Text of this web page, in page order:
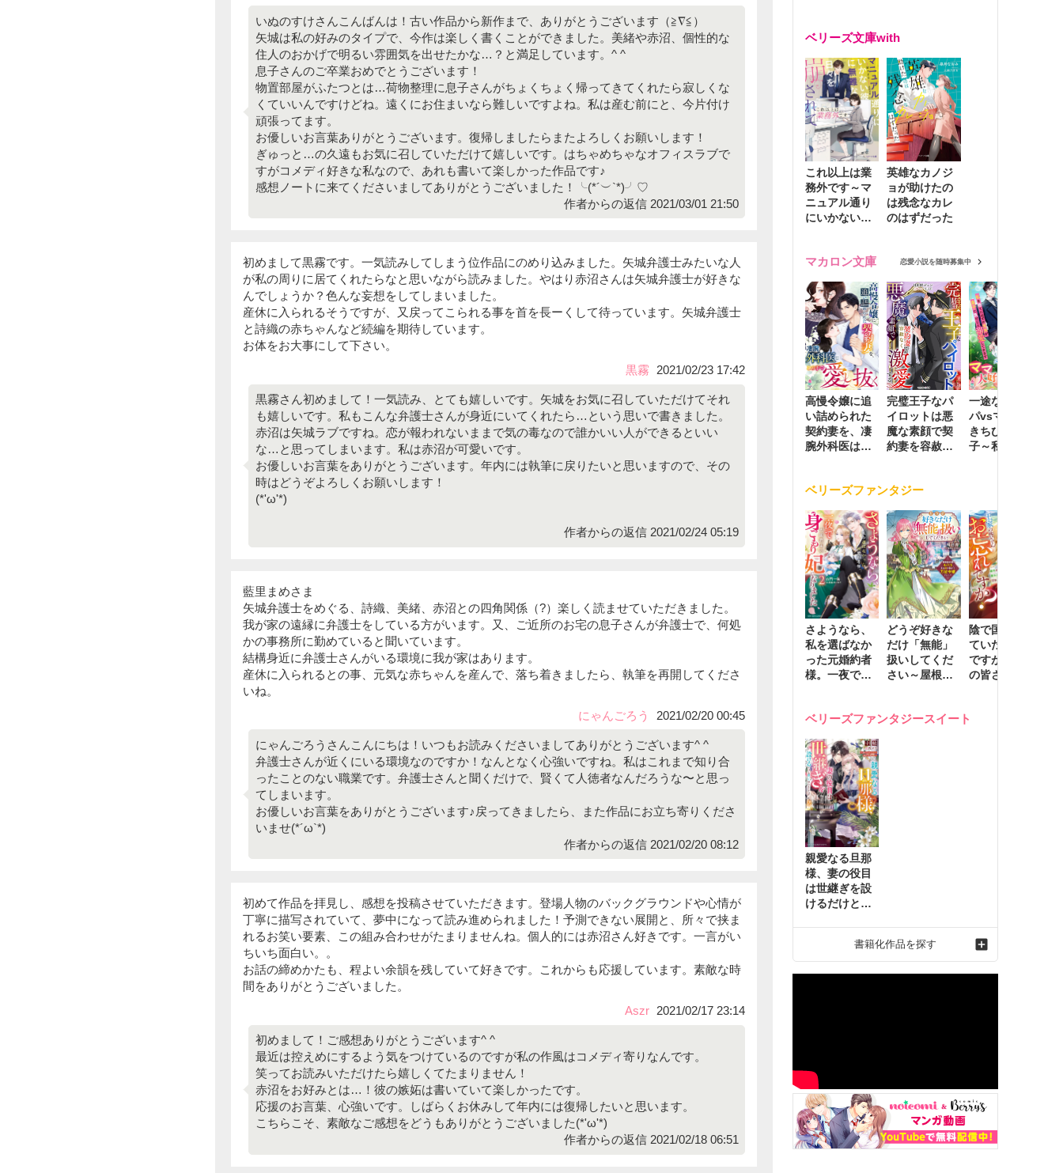
いぬのすけさんこんばんは！古い作品から新作まで、ありがとうございます（≧∇≦）
矢城は私の好みのタイプで、今作は楽しく書くことができました。美緒や赤沼、個性的な
住人のおかげで明るい雰囲気を出せたかな…？と満足しています。^ ^
息子さんのご卒業おめでとうございます！
物置部屋がふたつとは…荷物整理に息子さんがちょくちょく帰ってきてくれたら寂しくな
くていいんですけどね。遠くにお住まいなら難しいですよね。私は産む前にと、今片付け
頑張ってます。
お優しいお言葉ありがとうございます。復帰しましたらまたよろしくお願いします！
ぎゅっと…の久遠もお気に召していただけて嬉しいです。はちゃめちゃなオフィスラブで
すがコメディ好きな私なので、あれも書いて楽しかった作品です♪
感想ノートに来てくださいましてありがとうございました！╰(*´︶`*)╯♡
作者からの返信 2021/03/01 21:50
初めまして黒霧です。一気読みしてしまう位作品にのめり込みました。矢城弁護士みたいな人
が私の周りに居てくれたらなと思いながら読みました。やはり赤沼さんは矢城弁護士が好きな
んでしょうか？色んな妄想をしてしまいました。
産休に入られるそうですが、又戻ってこられる事を首を長ーくして待っています。矢城弁護士
と詩織の赤ちゃんなど続編を期待しています。
お体をお大事にして下さい。
黒霧
2021/02/23 17:42
黒霧さん初めまして！一気読み、とても嬉しいです。矢城をお気に召していただけてそれ
も嬉しいです。私もこんな弁護士さんが身近にいてくれたら…という思いで書きました。
赤沼は矢城ラブですね。恋が報われないままで気の毒なので誰かいい人ができるといい
な…と思ってしまいます。私は赤沼が可愛いです。
お優しいお言葉をありがとうございます。年内には執筆に戻りたいと思いますので、その
時はどうぞよろしくお願いします！
(*'ω'*)
作者からの返信 2021/02/24 05:19
藍里まめさま
矢城弁護士をめぐる、詩織、美緒、赤沼との四角関係（?）楽しく読ませていただきました。
我が家の遠縁に弁護士をしている方がいます。又、ご近所のお宅の息子さんが弁護士で、何処
かの事務所に勤めていると聞いています。
結構身近に弁護士さんがいる環境に我が家はあります。
産休に入られるとの事、元気な赤ちゃんを産んで、落ち着きましたら、執筆を再開してくださ
いね。
にゃんごろう
2021/02/20 00:45
にゃんごろうさんこんにちは！いつもお読みくださいましてありがとうございます^ ^
弁護士さんが近くにいる環境なのですか！なんとなく心強いですね。私はこれまで知り合
ったことのない職業です。弁護士さんと聞くだけで、賢くて人徳者なんだろうな〜と思っ
てしまいます。
お優しいお言葉をありがとうございます♪戻ってきましたら、また作品にお立ち寄りくださ
いませ(*´ω`*)
作者からの返信 2021/02/20 08:12
初めて作品を拝見し、感想を投稿させていただきます。登場人物のバックグラウンドや心情が
丁寧に描写されていて、夢中になって読み進められました！予測できない展開と、所々で挟ま
れるお笑い要素、この組み合わせがたまりませんね。個人的には赤沼さん好きです。一言がい
ちいち面白い。。
お話の締めかたも、程よい余韻を残していて好きです。これからも応援しています。素敵な時
間をありがとうございました。
Aszr 2021/02/17 23:14
初めまして！ご感想ありがとうございます^ ^
最近は控えめにするよう気をつけているのですが私の作風はコメディ寄りなんです。
笑ってお読みいただけたら嬉しくてたまりません！
赤沼をお好みとは…！彼の嫉妬は書いていて楽しかったです。
応援のお言葉、心強いです。しばらくお休みして年内には復帰したいと思います。
こちらこそ、素敵なご感想をどうもありがとうございました(*'ω'*)
作者からの返信 2021/02/18 06:51
激烈愛で貫く
ベリーズ文庫with
これ以上は業
務外です～マ
ニュアル通り
にいかない彼
英雄なカノジ
ョが助けたの
は残念なカレ
のはずだった
マカロン文庫 恋愛小説を随時募集中
高慢令嬢に追
い詰められた
契約妻を、凄
腕外科医はこ
完璧王子なパ
イロットは悪
魔な素顔で契
約妻を容赦な
一途な社長パ
パvsママ大好
きちびっこ息
子～私を捨て
ベリーズファンタジー
さようなら、
私を選ばなか
った元婚約者
様。一夜で大
ました２
どうぞ好きな
だけ「無能」
扱いしてくだ
さい～屋根裏
動かす万能令
陰で国を支え
ていたのは私
ですが、王家
の皆さんお忘
れ才女の辺境
ベリーズファンタジースイート
親愛なる旦那
様、妻の役目
は世継ぎを設
けるだけと聞
れ才女の幸せ
な結婚～2
書籍化作品を探す